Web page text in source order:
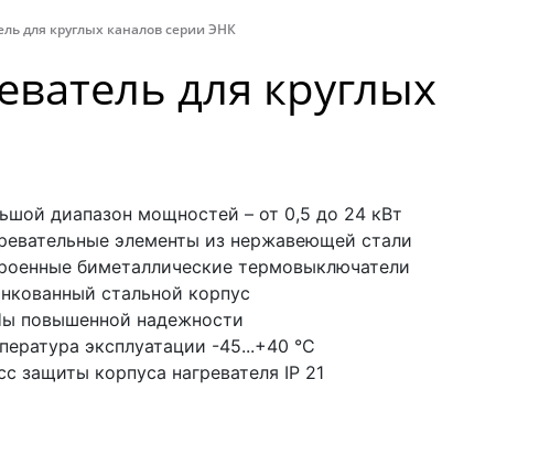
для круглых каналов серии ЭНК
для круглых
диапазон мощностей – от 0,5 до 24 кВт
элементы из нержавеющей стали
биметаллические термовыключатели
стальной корпус
повышенной надежности
эксплуатации -45...+40 °С
защиты корпуса нагревателя IP 21